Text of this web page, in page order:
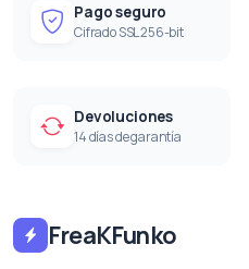
Pago seguro
Cifrado SSL 256-bit
Devoluciones
14 días de garantía
FreaKFunko